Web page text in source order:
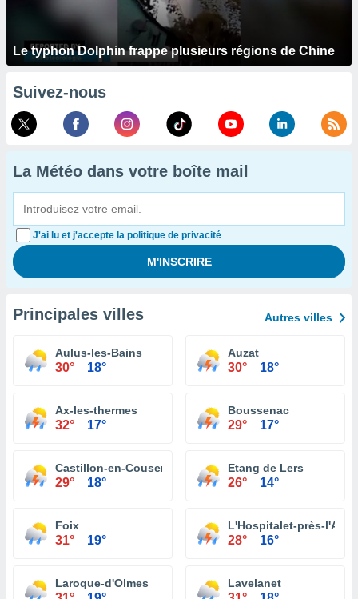
Le typhon Dolphin frappe plusieurs régions de Chine
Suivez-nous
La Météo dans votre boîte mail
J'ai lu et j'accepte la politique de privacité
Principales villes Autres villes
Aulus-les-Bains
30° 18°
Auzat
30° 18°
Ax-les-thermes
32° 17°
Boussenac
29° 17°
Castillon-en-Couserans
29° 18°
Etang de Lers
26° 14°
Foix
31° 19°
L'Hospitalet-près-
28° 16°
Laroque-d'Olmes Lavelanet